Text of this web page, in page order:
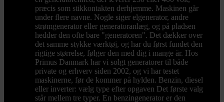
præcis som stikkontakten derhjemme. Maskinen går
under flere navne. Nogle siger elgenerator, andre
strømgenerator eller generatoranlæg, og på pladsen
hedder den ofte bare "generatoren". Det dækker over
det samme stykke værktøj, og har du først fundet den
rigtige størrelse, følger den med dig i mange år. Hos
Primus Danmark har vi solgt generatorer til både
private og erhverv siden 2002, og vi har testet
maskinerne, før de kommer på hylden. Benzin, diesel
eller inverter: vælg type efter opgaven Det første valg
står mellem tre typer. En benzingenerator er den